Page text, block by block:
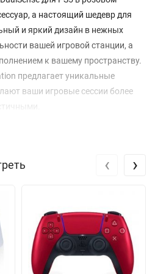
а настоящий шедевр для
и яркий дизайн в нежных
вашей игровой станции, а
к вашему пространству.
предлагает уникальные
ваши игровые сессии более
спектр ощущений, которые
что происходит на экране
автомобиль или шаги вашего
Это создает невероятное
позволяют вам ощутить
‹ ›